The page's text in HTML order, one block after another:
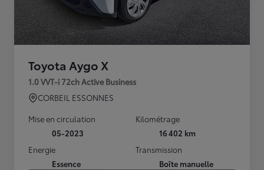
Toyota Aygo X
1.0 VVT-i 72ch Active Business
CORBEIL ESSONNES
Mise en circulation
05-2023
Kilométrage
16 402 km
Energie
Essence
Transmission
Boîte manuelle